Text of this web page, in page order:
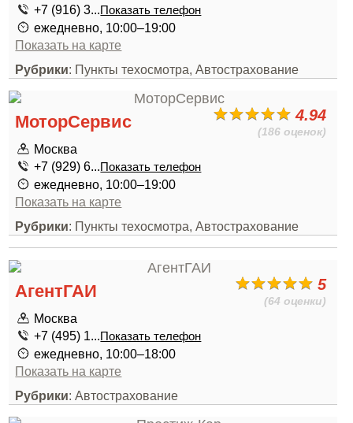
+7 (916) 3...Показать телефон
ежедневно, 10:00–19:00
Показать на карте
Рубрики: Пункты техосмотра, Автострахование
4.94
(186 оценок)
МоторСервис
Москва
+7 (929) 6...Показать телефон
ежедневно, 10:00–19:00
Показать на карте
Рубрики: Пункты техосмотра, Автострахование
5
(64 оценки)
АгентГАИ
Москва
+7 (495) 1...Показать телефон
ежедневно, 10:00–18:00
Показать на карте
Рубрики: Автострахование